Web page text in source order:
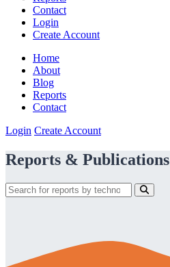
Contact
Login
Create Account
Home
About
Blog
Reports
Contact
Login Create Account
Reports & Publications